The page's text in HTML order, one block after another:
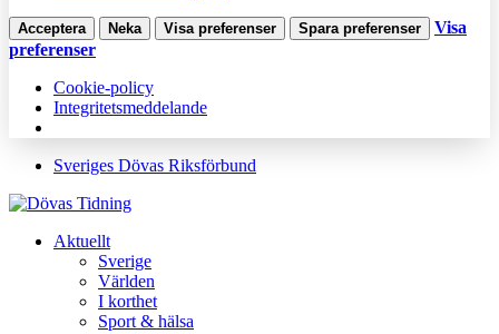
Acceptera Neka Visa preferenser Spara preferenser
Visa
preferenser
Cookie-policy
Integritetsmeddelande
Sveriges Dövas Riksförbund
Aktuellt
Sverige
Världen
I korthet
Sport & hälsa